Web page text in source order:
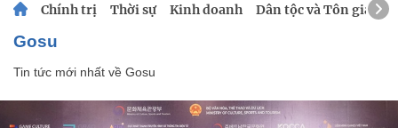
Chính trị Thời sự Kinh doanh Dân tộc và Tôn giáo
Gosu
Tin tức mới nhất về Gosu